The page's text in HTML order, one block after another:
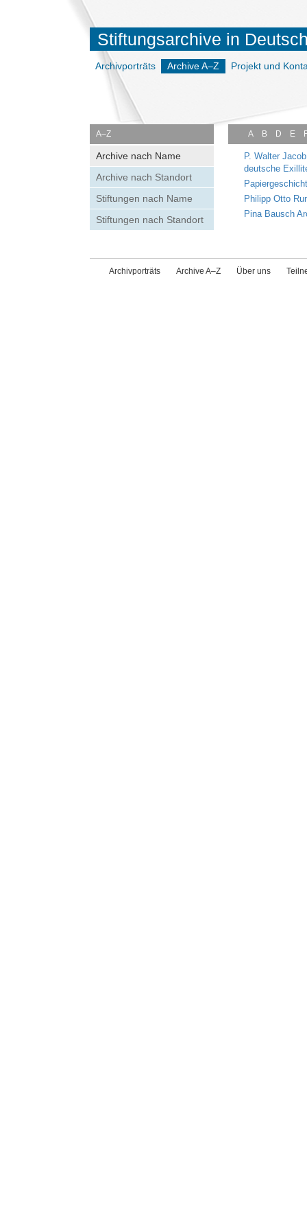
Stiftungsarchive in
Archivporträts Archive A–Z Projekt und
A–Z
Archive nach Name
Archive nach Standort
Stiftungen nach Name
Stiftungen nach Standort
A B D E
P. Walter
deutsche
Philipp Otto
Pina Bausch
Archivporträts Archive A–Z Über uns